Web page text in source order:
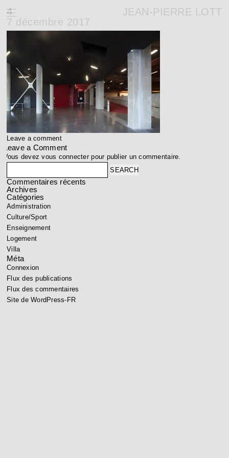
JEAN-PIERRE LOTT
4
7 décembre 2017
Leave a comment
Leave a Comment
Vous devezvous connecterpour publier un commentaire.
Commentaires récents
Archives
Catégories
Administration
Culture/Sport
Enseignement
Logement
Villa
Méta
Connexion
Flux des publications
Flux des commentaires
Site de WordPress-FR